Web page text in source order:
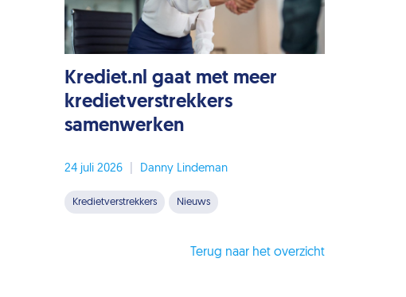
Krediet.nl gaat met meer
kredietverstrekkers
samenwerken
24 juli 2026 Danny Lindeman
Kredietverstrekkers Nieuws
Terug naar het overzicht